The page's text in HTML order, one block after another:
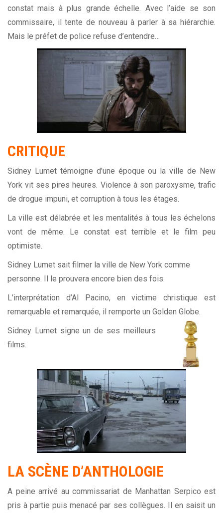
constat mais à plus grande échelle. Avec l’aide se son
commissaire, il tente de nouveau à parler à sa hiérarchie.
Mais le préfet de police refuse d’entendre…
CRITIQUE
Sidney Lumet témoigne d’une époque ou la ville de New
York vit ses pires heures. Violence à son paroxysme, trafic
de drogue impuni, et corruption à tous les étages.
La ville est délabrée et les mentalités à tous les échelons
vont de même. Le constat est terrible et le film peu
optimiste.
Sidney Lumet sait filmer la ville de New York comme
personne. Il le prouvera encore bien des fois.
L’interprétation d’Al Pacino, en victime christique est
remarquable et remarquée, il remporte un Golden Globe.
Sidney Lumet signe un de ses meilleurs
films.
LA SCÈNE D’ANTHOLOGIE
A peine arrivé au commissariat de Manhattan Serpico est
pris à partie puis menacé par ses collègues. Il en saisit un